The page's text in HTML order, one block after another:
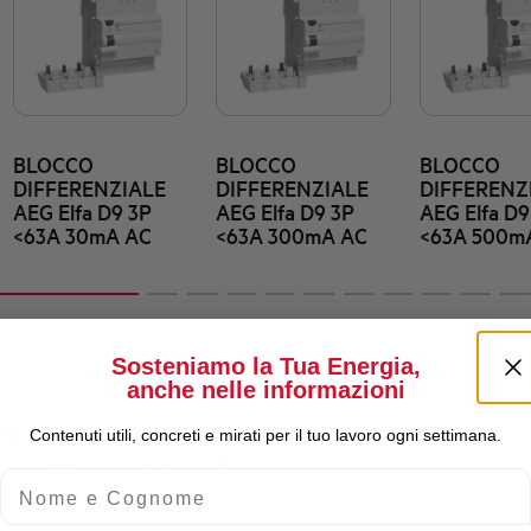
BLOCCO
DIFFERENZIALE
AEG Elfa D9 3P
<63A 30mA AC
BLOCCO
DIFFERENZIALE
AEG Elfa D9 3P
<63A 300mA AC
BLOCCO
AEG Elfa
<63A
Sosteniamo la Tua Energia,
anche nelle informazioni
Contenuti utili, concreti e mirati per il tuo lavoro ogni settimana.